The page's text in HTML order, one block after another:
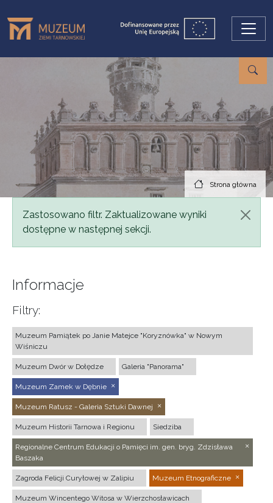
Strona główna
Komunikat
Zastosowano filtr. Zaktualizowane wyniki
dostępne w następnej sekcji.
Informacje
Filtry:
Muzeum Pamiątek po Janie Matejce "Koryznówka" w Nowym
Wiśniczu
Muzeum Dwór w Dołędze Galeria "Panorama"
Muzeum Zamek w Dębnie
Muzeum Ratusz - Galeria Sztuki Dawnej
Muzeum Historii Tarnowa i Regionu Siedziba
Regionalne Centrum Edukacji o Pamięci im. gen. bryg. Zdzisława
Baszaka
Zagroda Felicji Curyłowej w Zalipiu Muzeum Etnograficzne
Muzeum Wincentego Witosa w Wierzchosławicach